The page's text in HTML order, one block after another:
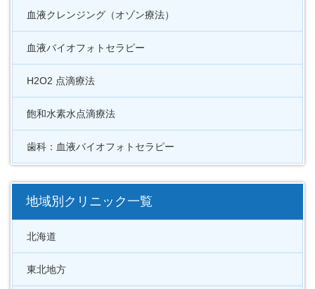
血液クレンジング（オゾン療法）
血液バイオフォトセラピー
H2O2 点滴療法
飽和水素水点滴療法
歯科：血液バイオフォトセラピー
地域別クリニック一覧
北海道
東北地方